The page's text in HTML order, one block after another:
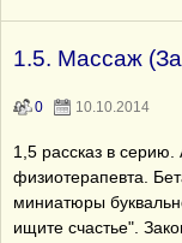
1.5. Массаж
0 10.10.2014
1,5 рассказ в
физиотерапевта.
миниатюры
ищите счастье".